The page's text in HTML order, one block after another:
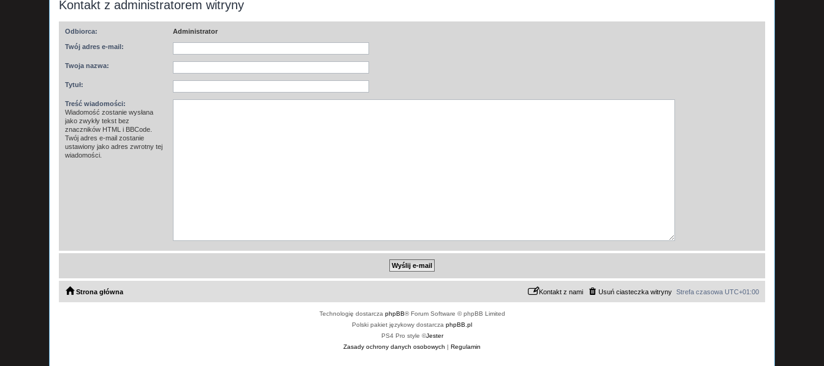
Kontakt z administratorem witryny
Odbiorca: Administrator
Twój adres e-mail:
Twoja nazwa:
Tytuł:
Treść wiadomości:
Wiadomość zostanie wysłana
jako zwykły tekst bez
znaczników HTML i BBCode.
Twój adres e-mail zostanie
ustawiony jako adres zwrotny tej
wiadomości.
Strona główna Strefa czasowa UTC+01:00
Usuń ciasteczka witryny
Kontakt z nami
Technologię dostarcza phpBB® Forum Software © phpBB Limited
Polski pakiet językowy dostarcza phpBB.pl
PS4 Pro style ©Jester
Zasady ochrony danych osobowych | Regulamin